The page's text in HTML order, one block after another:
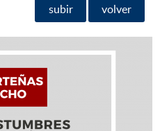
subir volver